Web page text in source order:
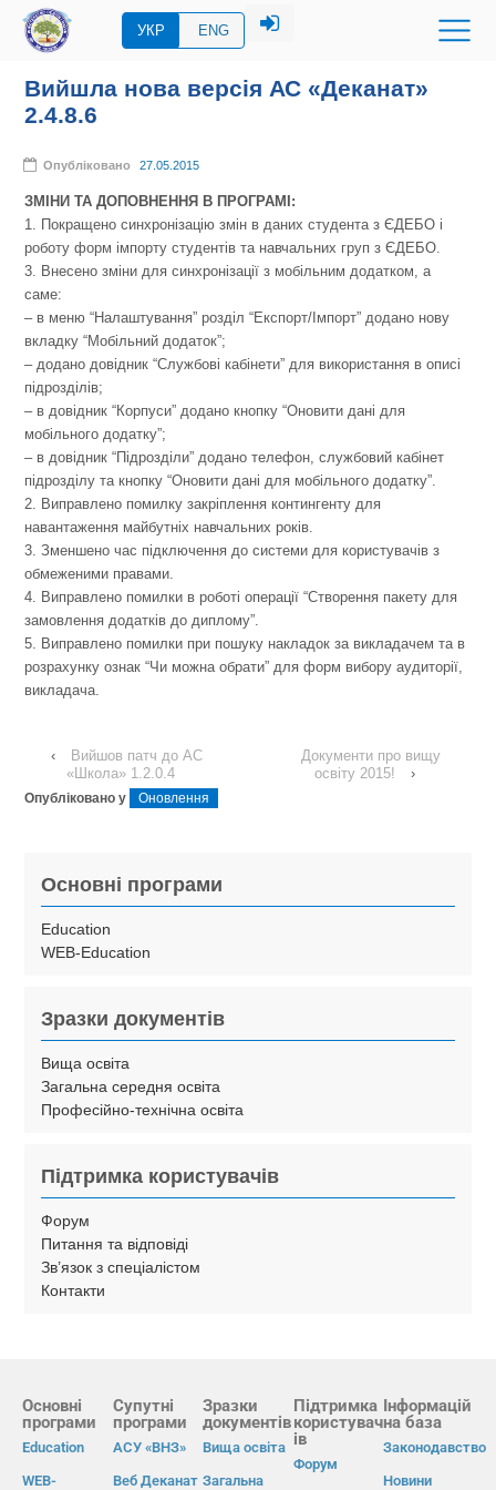
УКР ENG
Вийшла нова версія АС «Деканат»
2.4.8.6
Опубліковано 27.05.2015
ЗМІНИ ТА ДОПОВНЕННЯ В ПРОГРАМІ:
1. Покращено синхронізацію змін в даних студента з ЄДЕБО і
роботу форм імпорту студентів та навчальних груп з ЄДЕБО.
3. Внесено зміни для синхронізації з мобільним додатком, а
саме:
– в меню “Налаштування” розділ “Експорт/Імпорт” додано нову
вкладку “Мобільний додаток”;
– додано довідник “Службові кабінети” для використання в описі
підрозділів;
– в довідник “Корпуси” додано кнопку “Оновити дані для
мобільного додатку”;
– в довідник “Підрозділи” додано телефон, службовий кабінет
підрозділу та кнопку “Оновити дані для мобільного додатку”.
2. Виправлено помилку закріплення контингенту для
навантаження майбутніх навчальних років.
3. Зменшено час підключення до системи для користувачів з
обмеженими правами.
4. Виправлено помилки в роботі операції “Створення пакету для
замовлення додатків до диплому”.
5. Виправлено помилки при пошуку накладок за викладачем та в
розрахунку ознак “Чи можна обрати” для форм вибору аудиторії,
викладача.
‹
Вийшов патч до АС
«Школа» 1.2.0.4
Документи про вищу
освіту 2015!
›
Опубліковано у Оновлення
Основні програми
Education
WEB-Education
Зразки документів
Вища освіта
Загальна середня освіта
Професійно-технічна освіта
Підтримка користувачів
Форум
Питання та відповіді
Зв’язок з спеціалістом
Контакти
Основні
програми
Education
WEB-
Супутні
програми
АСУ «ВНЗ»
Веб Деканат
Зразки
документів
Вища освіта
Загальна
Підтримка
користувач
ів
Форум
Інформацій
на база
Законодавство
Новини